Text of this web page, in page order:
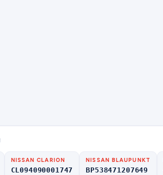
NISSAN CLARION
CL094090001747
NISSAN BLAUPUNKT
BP538471207649